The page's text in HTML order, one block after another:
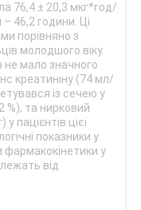
76,4 ± 20,3 мкг*год/
46,2 години. Ці
порівняно з
молодшого віку.
не мало значного
креатиніну (74 мл/
із сечею у
%), та нирковий
пацієнтів цієї
показники у
у
від